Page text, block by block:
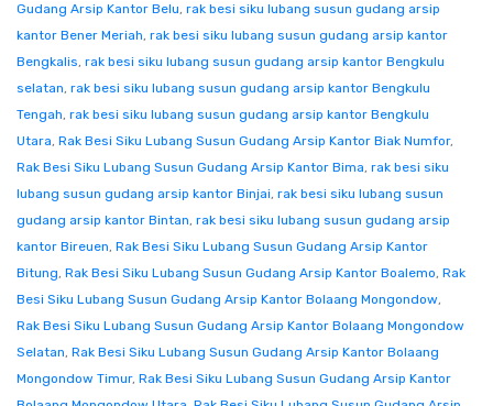
Gudang Arsip Kantor Belu, rak besi siku lubang susun gudang arsip
kantor Bener Meriah, rak besi siku lubang susun gudang arsip kantor
Bengkalis, rak besi siku lubang susun gudang arsip kantor Bengkulu
selatan, rak besi siku lubang susun gudang arsip kantor Bengkulu
Tengah, rak besi siku lubang susun gudang arsip kantor Bengkulu
Utara, Rak Besi Siku Lubang Susun Gudang Arsip Kantor Biak Numfor,
Rak Besi Siku Lubang Susun Gudang Arsip Kantor Bima, rak besi siku
lubang susun gudang arsip kantor Binjai, rak besi siku lubang susun
gudang arsip kantor Bintan, rak besi siku lubang susun gudang arsip
kantor Bireuen, Rak Besi Siku Lubang Susun Gudang Arsip Kantor
Bitung, Rak Besi Siku Lubang Susun Gudang Arsip Kantor Boalemo, Rak
Besi Siku Lubang Susun Gudang Arsip Kantor Bolaang Mongondow,
Rak Besi Siku Lubang Susun Gudang Arsip Kantor Bolaang Mongondow
Selatan, Rak Besi Siku Lubang Susun Gudang Arsip Kantor Bolaang
Mongondow Timur, Rak Besi Siku Lubang Susun Gudang Arsip Kantor